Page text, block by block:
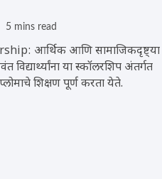
5 mins read
आर्थिक आणि सामाजिकदृष्ट्या
विद्यार्थ्यांना या स्कॉलरशिप अंतर्गत
शिक्षण पूर्ण करता येते.